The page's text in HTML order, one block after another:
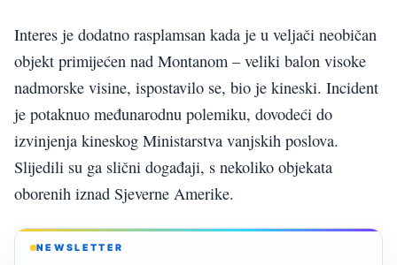
Interes je dodatno rasplamsan kada je u veljači neobičan
objekt primijećen nad Montanom – veliki balon visoke
nadmorske visine, ispostavilo se, bio je kineski. Incident
je potaknuo međunarodnu polemiku, dovodeći do
izvinjenja kineskog Ministarstva vanjskih poslova.
Slijedili su ga slični događaji, s nekoliko objekata
oborenih iznad Sjeverne Amerike.
NEWSLETTER